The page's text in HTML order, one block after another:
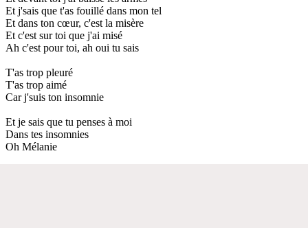
Et j'sais que t'as fouillé dans mon tel
Et dans ton cœur, c'est la misère
Et c'est sur toi que j'ai misé
Ah c'est pour toi, ah oui tu sais
T'as trop pleuré
T'as trop aimé
Car j'suis ton insomnie
Et je sais que tu penses à moi
Dans tes insomnies
Oh Mélanie